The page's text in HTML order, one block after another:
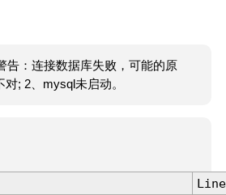
告：连接数据库失败，可能的原
; 2、mysql未启动。
Line